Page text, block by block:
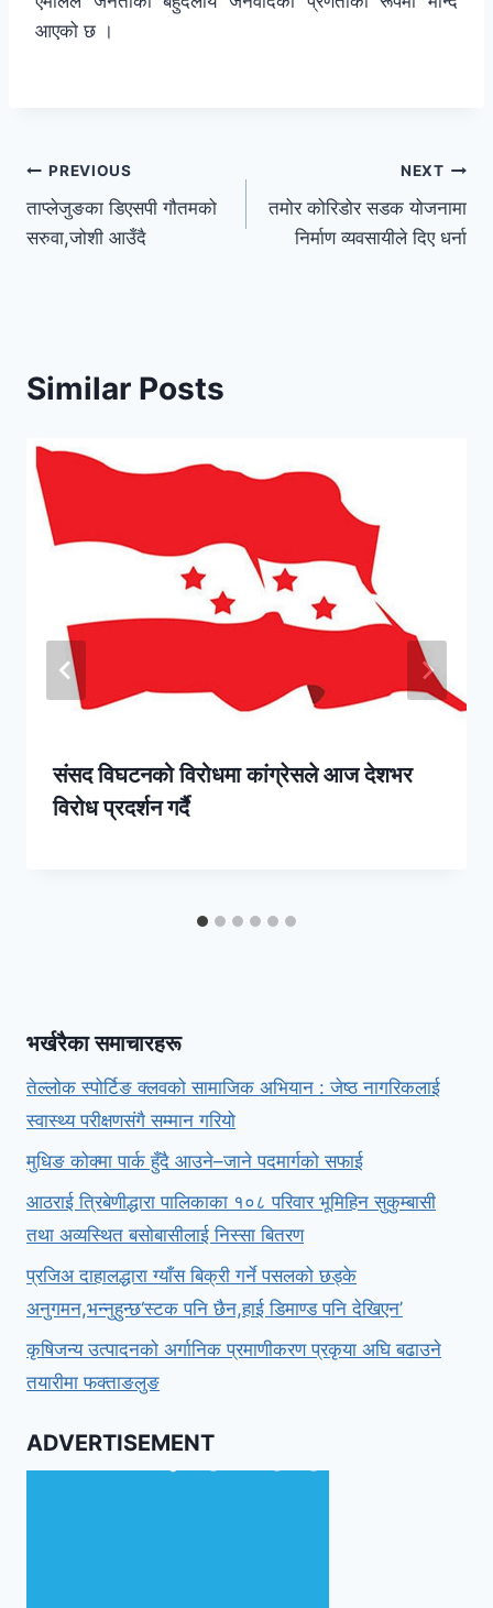
आएको छ ।
PREVIOUS
ताप्लेजुङका डिएसपी गौतमको
सरुवा,जोशी आउँदै
NEXT
तमोर कोरिडोर सडक योजनामा
निर्माण व्यवसायीले दिए धर्ना
Similar Posts
संसद विघटनको विरोधमा कांग्रेसले आज देशभर
विरोध प्रदर्शन गर्दै
भर्खरैका समाचारहरू
तेल्लोक स्पोर्टिङ क्लवको सामाजिक अभियान : जेष्ठ नागरिकलाई
स्वास्थ्य परीक्षणसंगै सम्मान गरियो
मुधिङ कोक्मा पार्क हुँदै आउने–जाने पदमार्गको सफाई
आठराई त्रिबेणीद्धारा पालिकाका १०८ परिवार भूमिहिन सुकुम्बासी
तथा अव्यस्थित बसोबासीलाई निस्सा बितरण
प्रजिअ दाहालद्धारा ग्याँस बिक्री गर्ने पसलको छड्के
अनुगमन,भन्नुहुन्छ‘स्टक पनि छैन,हाई डिमाण्ड पनि देखिएन’
कृषिजन्य उत्पादनको अर्गानिक प्रमाणीकरण प्रकृया अघि बढाउने
तयारीमा फक्ताङलुङ
ADVERTISEMENT